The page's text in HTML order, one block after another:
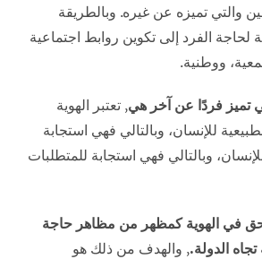
والتي تميزه عن غيره. وبالطريقة
لحاجة الفرد إلى تكوين روابط اجتماعية
ووطنية.
تميز فردًا عن آخر هي, تعتبر الهوية
للإنسان، وبالتالي فهي استجابة
وبالتالي فهي استجابة للمتطلبات
في الهوية كمظهر من مظاهر حاجة
تجاه الدولة., والهدف من ذلك هو